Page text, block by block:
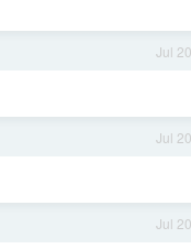
Jul 20
Jul 20
Jul 20